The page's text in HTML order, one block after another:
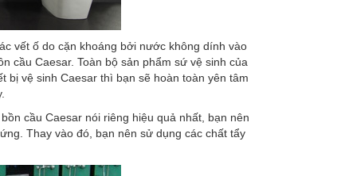
vết ố do cặn khoáng bởi nước không dính vào
cầu Caesar. Toàn bộ sản phẩm sứ vệ sinh của
bị vệ sinh Caesar thì bạn sẽ hoàn toàn yên tâm
cầu Caesar nói riêng hiệu quả nhất, bạn nên
Thay vào đó, bạn nên sử dụng các chất tẩy